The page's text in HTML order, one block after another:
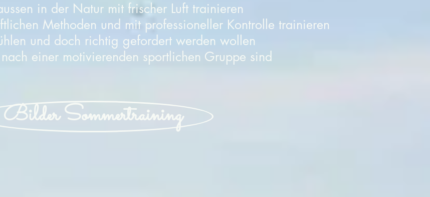
in der Natur mit frischer Luft trainieren
Methoden und mit professioneller Kontrolle trainieren
und doch richtig gefordert werden wollen
einer motivierenden sportlichen Gruppe sind
Bilder Sommertraining